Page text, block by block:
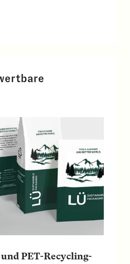
PET-Recycling-